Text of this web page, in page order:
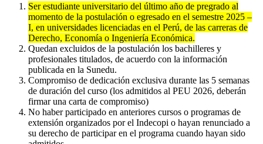
Ser estudiante universitario del último año de pregrado al
momento de la postulación o egresado en el semestre 2025 –
I, en universidades licenciadas en el Perú, de las carreras de
Derecho, Economía o Ingeniería Económica.
Quedan excluidos de la postulación los bachilleres y
profesionales titulados, de acuerdo con la información
publicada en la Sunedu.
Compromiso de dedicación exclusiva durante las 5 semanas
de duración del curso (los admitidos al PEU 2026, deberán
firmar una carta de compromiso)
No haber participado en anteriores cursos o programas de
extensión organizados por el Indecopi o hayan renunciado a
su derecho de participar en el programa cuando hayan sido